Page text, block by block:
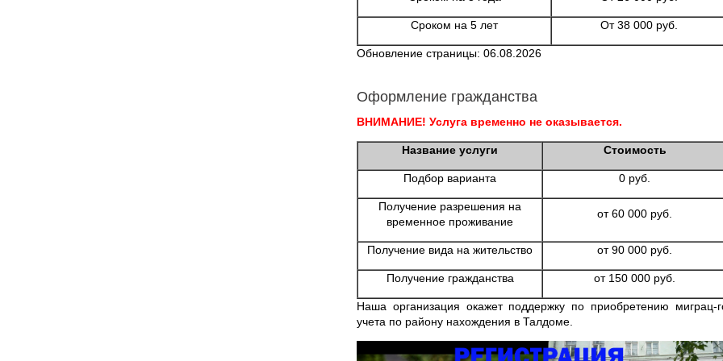
Сроком на 5 лет От 38 000 руб.
Обновление страницы: 06.08.2026
Оформление гражданства
ВНИМАНИЕ! Услуга временно не оказывается.
Название услуги Стоимость
Подбор варианта 0 руб.
Получение разрешения на
временное проживание
от 60 000 руб.
Получение вида на жительство от 90 000 руб.
Получение гражданства от 150 000 руб.
Наша организация окажет поддержку по приобретению миграц-
учета по району нахождения в Талдоме.